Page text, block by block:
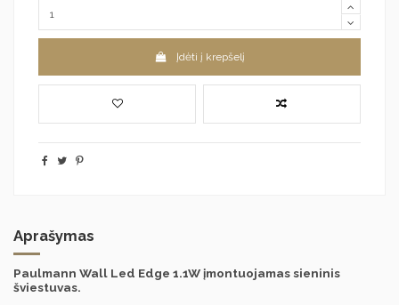
Įdėti į krepšelį
Aprašymas
Paulmann Wall Led Edge 1.1W įmontuojamas sieninis
šviestuvas.